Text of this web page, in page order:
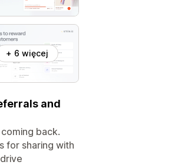
+ 6 więcej
and
back.
for sharing with